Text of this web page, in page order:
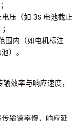
压（如 3S 电池截止
围内（如电机标注
）。
效率与响应速度，
输速率慢，响应延